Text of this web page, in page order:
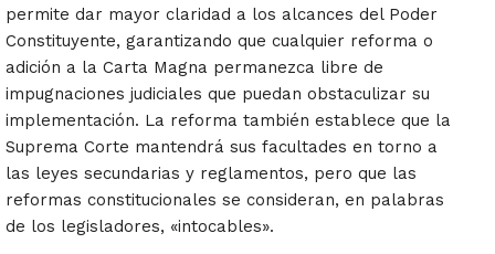
permite dar mayor claridad a los alcances del Poder
Constituyente, garantizando que cualquier reforma o
adición a la Carta Magna permanezca libre de
impugnaciones judiciales que puedan obstaculizar su
implementación. La reforma también establece que la
Suprema Corte mantendrá sus facultades en torno a
las leyes secundarias y reglamentos, pero que las
reformas constitucionales se consideran, en palabras
de los legisladores, «intocables».